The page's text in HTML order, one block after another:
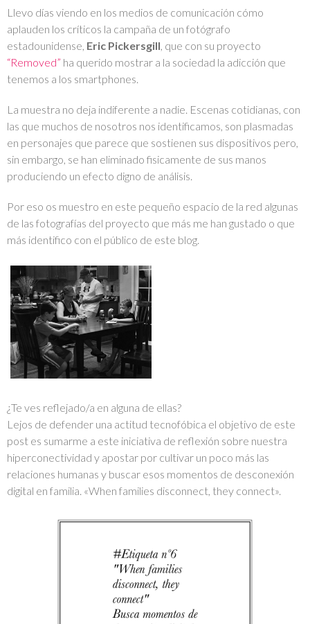
Llevo días viendo en los medios de comunicación cómo
aplauden los críticos la campaña de un fotógrafo
estadounidense, Eric Pickersgill, que con su proyecto
“Removed” ha querido mostrar a la sociedad la adicción que
tenemos a los smartphones.
La muestra no deja indiferente a nadie. Escenas cotidianas, con
las que muchos de nosotros nos identificamos, son plasmadas
en personajes que parece que sostienen sus dispositivos pero,
sin embargo, se han eliminado fisicamente de sus manos
produciendo un efecto digno de análisis.
Por eso os muestro en este pequeño espacio de la red algunas
de las fotografías del proyecto que más me han gustado o que
más identifico con el público de este blog.
¿Te ves reflejado/a en alguna de ellas?
Lejos de defender una actitud tecnofóbica el objetivo de este
post es sumarme a este iniciativa de reflexión sobre nuestra
hiperconectividad y apostar por cultivar un poco más las
relaciones humanas y buscar esos momentos de desconexión
digital en familia. «When families disconnect, they connect».